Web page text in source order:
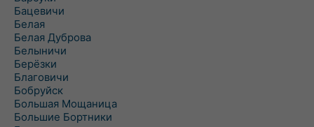
Бацевичи
Белая
Белая Дуброва
Белыничи
Берёзки
Благовичи
Бобруйск
Большая Мощаница
Большие Бортники